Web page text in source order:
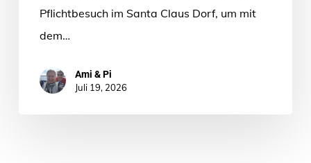
Pflichtbesuch im Santa Claus Dorf, um mit
dem…
Ami & Pi
Juli 19, 2026